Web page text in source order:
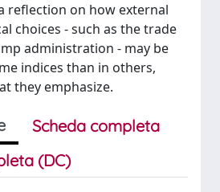
reflection on how external
choices - such as the trade
administration - may be
indices than in others,
they emphasize.
Scheda completa
(DC)